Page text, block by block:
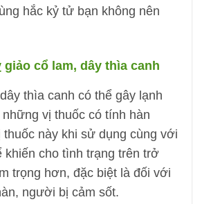
hắc kỷ tử bạn không nên
giảo cổ lam, dây thìa canh
thìa canh có thể gây lạnh
vị thuốc có tính hàn
thuốc này khi sử dụng cùng với
khiến cho tình trạng trên trở
trọng hơn, đặc biệt là đối với
người bị cảm sốt.